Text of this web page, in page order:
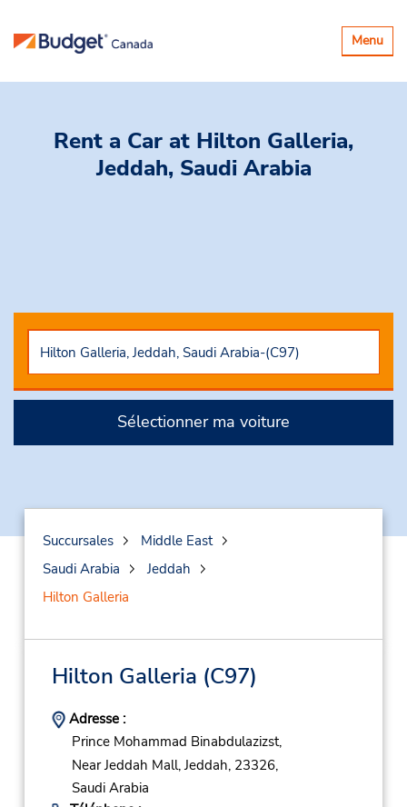
Basculer
la
Menu
Rent a Car at Hilton Galleria,
Jeddah, Saudi Arabia
Sélectionner ma voiture
Succursales
Middle East
Saudi Arabia
Jeddah
Hilton Galleria
Hilton Galleria (C97)
Adresse :
Prince Mohammad Binabdulazizst,
Near Jeddah Mall, Jeddah, 23326,
Saudi Arabia